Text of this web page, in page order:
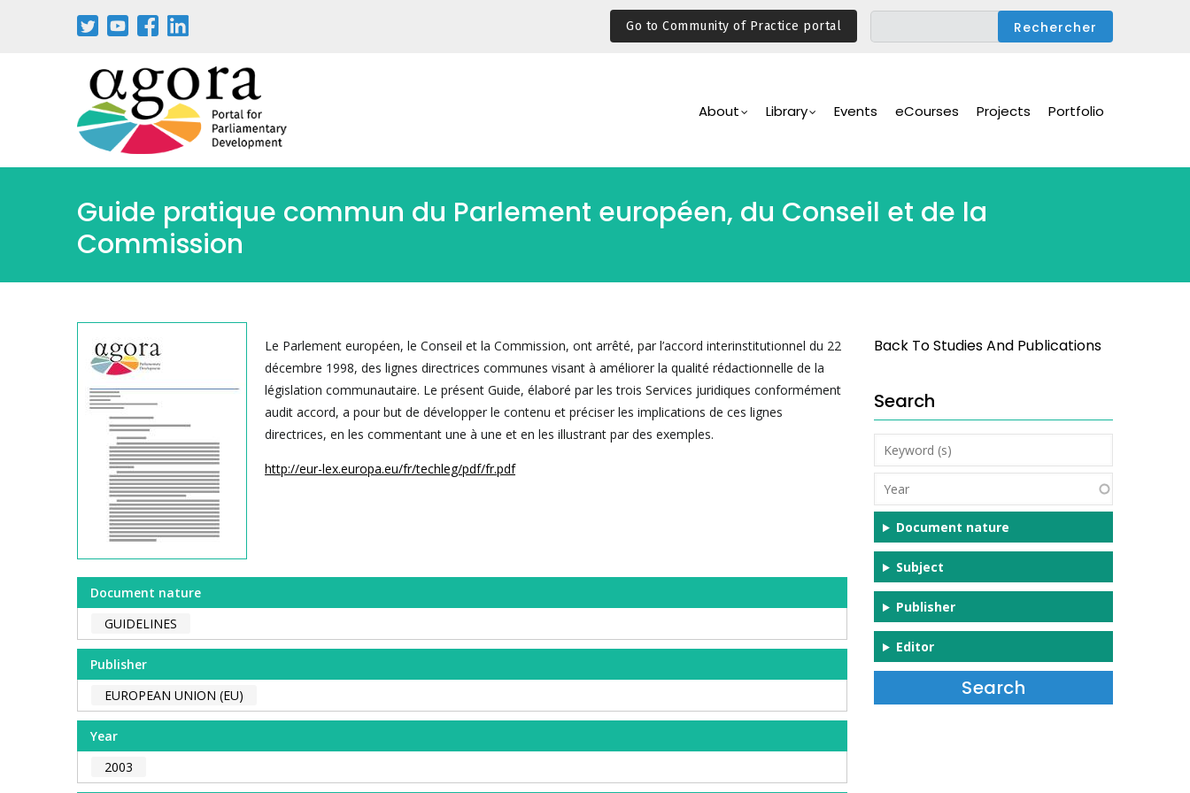
Go to Community of Practice portal
Navigation
About Library Events eCourses Projects Portfolio
Guide pratique commun du Parlement européen, du Conseil et de la
Commission
Le Parlement européen, le Conseil et la Commission, ont arrêté, par l’accord interinstitutionnel du 22
décembre 1998, des lignes directrices communes visant à améliorer la qualité rédactionnelle de la
législation communautaire. Le présent Guide, élaboré par les trois Services juridiques conformément
audit accord, a pour but de développer le contenu et préciser les implications de ces lignes
directrices, en les commentant une à une et en les illustrant par des exemples.
http://eur-lex.europa.eu/fr/techleg/pdf/fr.pdf
Document nature
GUIDELINES
Publisher
EUROPEAN UNION (EU)
Year
2003
Back To Studies And Publications
Search
Keyword
(s)
Year
Document nature
Subject
Publisher
Editor